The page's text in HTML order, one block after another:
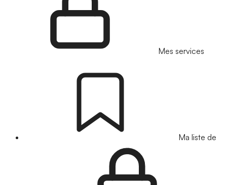
Mes services
Ma liste de